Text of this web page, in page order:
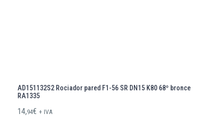
AD151132S2 Rociador pared F1-56 SR DN15 K80 68º bronce
RA1335
14,94€ + IVA